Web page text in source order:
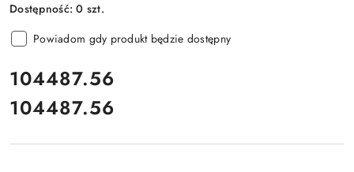
Dostępność:0 szt.
Powiadom gdy produkt będzie dostępny
cena:
104487.56
Cena:
104487.56